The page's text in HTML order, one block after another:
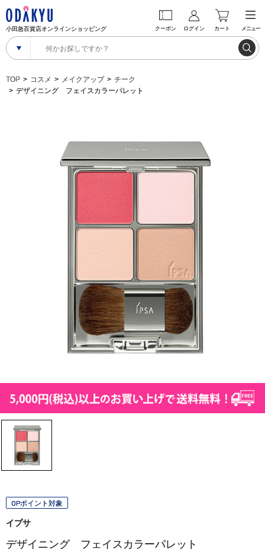
小田急百貨店オンラインショッピング クーポン ログイン カート メニュー
TOP コスメ メイクアップ
チーク
デザイニング フェイスカラーパレット
OPポイント対象
イプサ
デザイニング フェイスカラーパレット